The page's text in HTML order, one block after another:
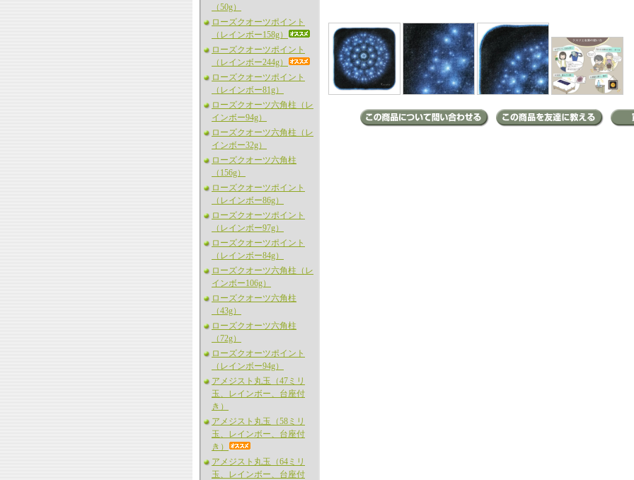
（50g）
ローズクオーツポイント
（レインボー158g）
ローズクオーツポイント
（レインボー244g）
ローズクオーツポイント
（レインボー81g）
ローズクオーツ六角柱（レ
インボー94g）
ローズクオーツ六角柱（レ
インボー32g）
ローズクオーツ六角柱
（156g）
ローズクオーツポイント
（レインボー86g）
ローズクオーツポイント
（レインボー97g）
ローズクオーツポイント
（レインボー84g）
ローズクオーツ六角柱（レ
インボー106g）
ローズクオーツ六角柱
（43g）
ローズクオーツ六角柱
（72g）
ローズクオーツポイント
（レインボー94g）
アメジスト丸玉（47ミリ
玉、レインボー、台座付
き）
アメジスト丸玉（58ミリ
玉、レインボー、台座付
き）
アメジスト丸玉（64ミリ
玉、レインボー、台座付